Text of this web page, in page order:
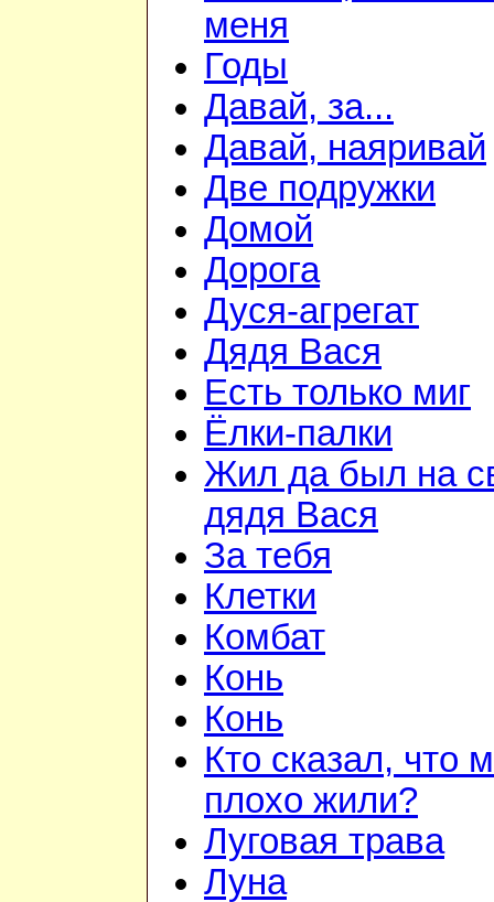
меня
Годы
Давай, за...
Давай, наяривай
Две подружки
Домой
Дорога
Дуся-агрегат
Дядя Вася
Есть только миг
Ёлки-палки
Жил да был на
дядя Вася
За тебя
Клетки
Комбат
Конь
Конь
Кто сказал, что
плохо жили?
Луговая трава
Луна